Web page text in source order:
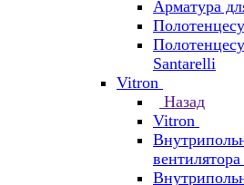
Арматура
Santarelli
Vitron
Назад
Vitron